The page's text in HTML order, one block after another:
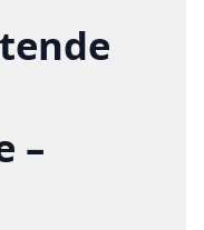
–